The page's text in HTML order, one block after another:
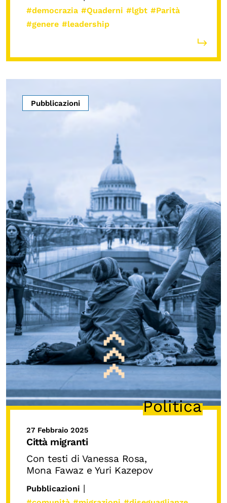
#democrazia #Quaderni #lgbt #Parità
#genere #leadership
Pubblicazioni
Politica
27 Febbraio 2025
Città migranti
Con testi di Vanessa Rosa,
Mona Fawaz e Yuri Kazepov
Pubblicazioni |